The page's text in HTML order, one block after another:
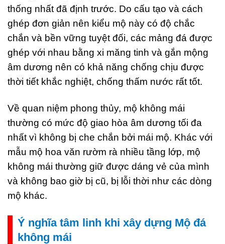
thống nhất đã định trước. Do cấu tạo và cách
ghép đơn giản nên kiểu mộ này có độ chắc
chắn và bền vững tuyệt đối, các mảng đá được
ghép với nhau bằng xi măng tinh và gắn mộng
âm dương nên có khả năng chống chịu được
thời tiết khắc nghiệt, chống thấm nước rất tốt.
Về quan niệm phong thủy, mộ không mái
thường có mức độ giao hòa âm dương tối đa
nhất vì không bị che chắn bởi mái mộ. Khác với
mẫu mộ hoa văn rườm rà nhiều tầng lớp, mộ
không mái thường giữ được dáng vẻ của mình
và không bao giờ bị cũ, bị lỗi thời như các dòng
mộ khác.
Ý nghĩa tâm linh khi xây dựng Mộ đá
không mái